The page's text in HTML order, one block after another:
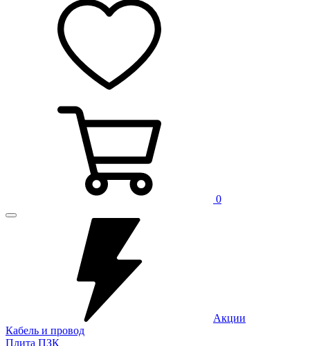
0
Акции
Кабель и провод
Плита ПЗК